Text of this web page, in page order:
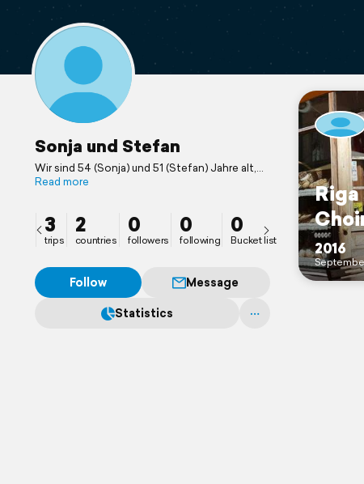
Sonja und Stefan
Wir sind 54 (Sonja) und 51 (Stefan) Jahre alt,
voll berufstätig und gönnen uns hin und wieder
Read more
3
trips
2
countries
0
followers
0
following
0
Bucket list
Follow
Message
Statistics
Riga
2016